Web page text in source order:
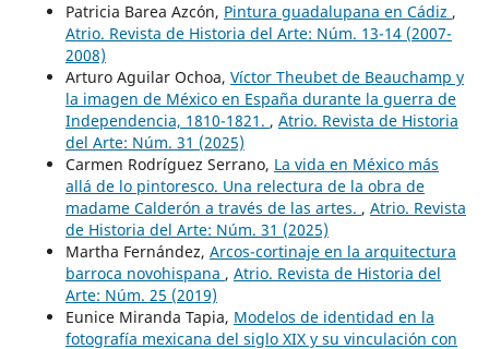
Patricia Barea Azcón, Pintura guadalupana en Cádiz ,
Atrio. Revista de Historia del Arte: Núm. 13-14 (2007-
2008)
Arturo Aguilar Ochoa, Víctor Theubet de Beauchamp y
la imagen de México en España durante la guerra de
Independencia, 1810-1821. , Atrio. Revista de Historia
del Arte: Núm. 31 (2025)
Carmen Rodríguez Serrano, La vida en México más
allá de lo pintoresco. Una relectura de la obra de
madame Calderón a través de las artes. , Atrio. Revista
de Historia del Arte: Núm. 31 (2025)
Martha Fernández, Arcos-cortinaje en la arquitectura
barroca novohispana , Atrio. Revista de Historia del
Arte: Núm. 25 (2019)
Eunice Miranda Tapia, Modelos de identidad en la
fotografía mexicana del siglo XIX y su vinculación con